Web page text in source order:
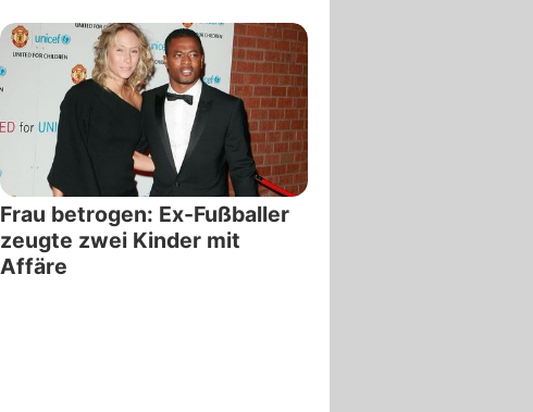
Frau betrogen: Ex-Fußballer
zeugte zwei Kinder mit
Affäre